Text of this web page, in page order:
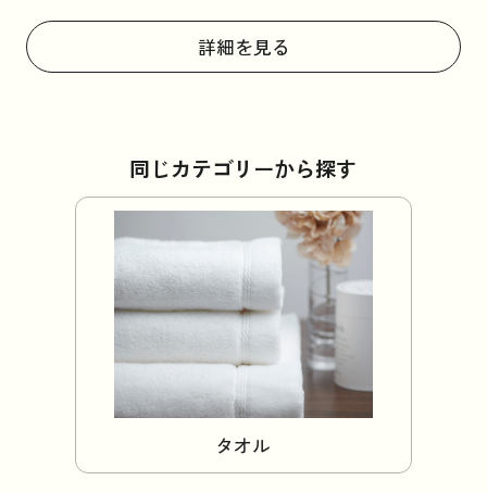
詳細を見る
同じカテゴリーから探す
タオル